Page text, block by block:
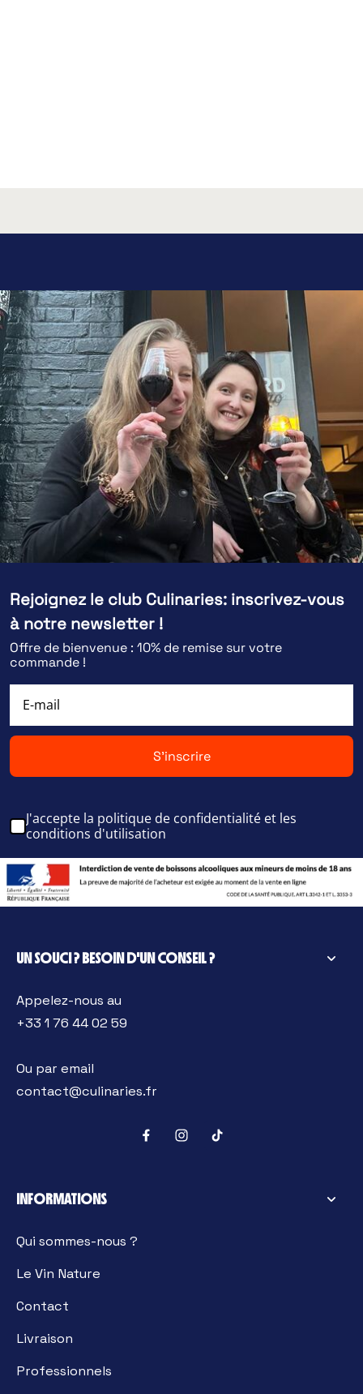
Rejoignez le club Culinaries: inscrivez-vous
à notre newsletter !
Offre de bienvenue : 10% de remise sur votre
commande !
S'inscrire
J'accepte la politique de confidentialité et les
conditions d'utilisation
UN SOUCI ? BESOIN D'UN CONSEIL ?
Appelez-nous au
+33 1 76 44 02 59
Ou par email
contact@culinaries.fr
INFORMATIONS
Qui sommes-nous ?
Le Vin Nature
Contact
Livraison
Professionnels